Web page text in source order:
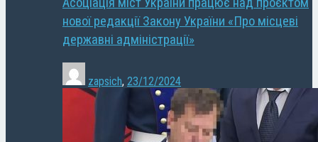
нової редакції Закону України «Про місцеві
державні адміністрації»
zapsich, 23/12/2024